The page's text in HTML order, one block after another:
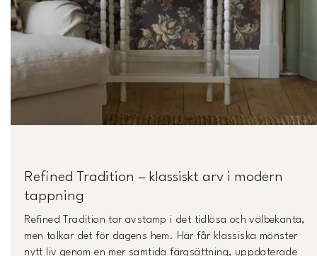
Refined Tradition – klassiskt arv i modern
tappning
Refined Tradition tar avstamp i det tidlösa och välbekanta,
men tolkar det för dagens hem. Här får klassiska mönster
nytt liv genom en mer samtida färgsättning, uppdaterade